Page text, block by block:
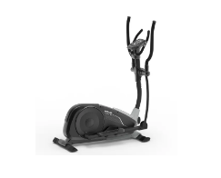
zátěže, délka kroku 39 cm, šířka
nástupu 21 cm, paměť pro 4
osoby, 14 kg setrvačník,
hmotnost 58 kg, nosnost 130 kg